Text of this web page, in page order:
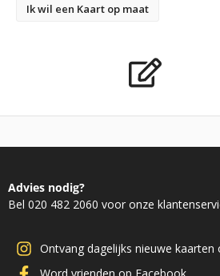
Ik wil een Kaart op maat
Advies nodig?
Bel 020 482 2060 voor onze
Ontvang dagelijks nieuwe kaarten